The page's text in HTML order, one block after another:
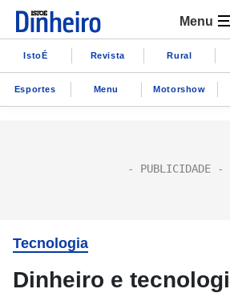
Menu
IstoÉ Revista Rural
Esportes Menu Motorshow
Tecnologia
Dinheiro e